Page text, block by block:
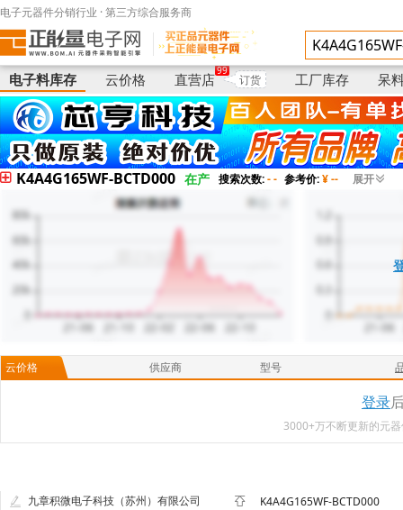
电子元器件分销行业 · 第三方综合服务商
电子料库存 云价格 直营店
99
订货 工厂库存 呆
K4A4G165WF-BCTD000 在产 搜索次数:- - 参考价:¥ -- 展开
云价格 供应商 型号
登录
3000+万不断更新的元
电子料库存 供应商 (显示完整型号)
九章积微电子科技（苏州）有限公司 K4A4G165WF-BCTD000